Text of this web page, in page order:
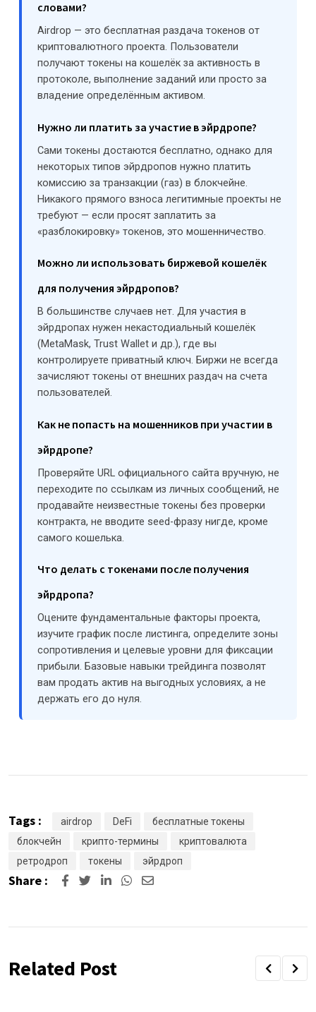
словами?
Airdrop — это бесплатная раздача токенов от
криптовалютного проекта. Пользователи
получают токены на кошелёк за активность в
протоколе, выполнение заданий или просто за
владение определённым активом.
Нужно ли платить за участие в эйрдропе?
Сами токены достаются бесплатно, однако для
некоторых типов эйрдропов нужно платить
комиссию за транзакции (газ) в блокчейне.
Никакого прямого взноса легитимные проекты не
требуют — если просят заплатить за
«разблокировку» токенов, это мошенничество.
Можно ли использовать биржевой кошелёк
для получения эйрдропов?
В большинстве случаев нет. Для участия в
эйрдропах нужен некастодиальный кошелёк
(MetaMask, Trust Wallet и др.), где вы
контролируете приватный ключ. Биржи не всегда
зачисляют токены от внешних раздач на счета
пользователей.
Как не попасть на мошенников при участии в
эйрдропе?
Проверяйте URL официального сайта вручную, не
переходите по ссылкам из личных сообщений, не
продавайте неизвестные токены без проверки
контракта, не вводите seed-фразу нигде, кроме
самого кошелька.
Что делать с токенами после получения
эйрдропа?
Оцените фундаментальные факторы проекта,
изучите график после листинга, определите зоны
сопротивления и целевые уровни для фиксации
прибыли. Базовые навыки трейдинга позволят
вам продать актив на выгодных условиях, а не
держать его до нуля.
Tags : airdrop DeFi
бесплатные токены
блокчейн
крипто-термины
криптовалюта
ретродроп
токены эйрдроп
Share : LinkedInWhatsapp
Share
Related Post